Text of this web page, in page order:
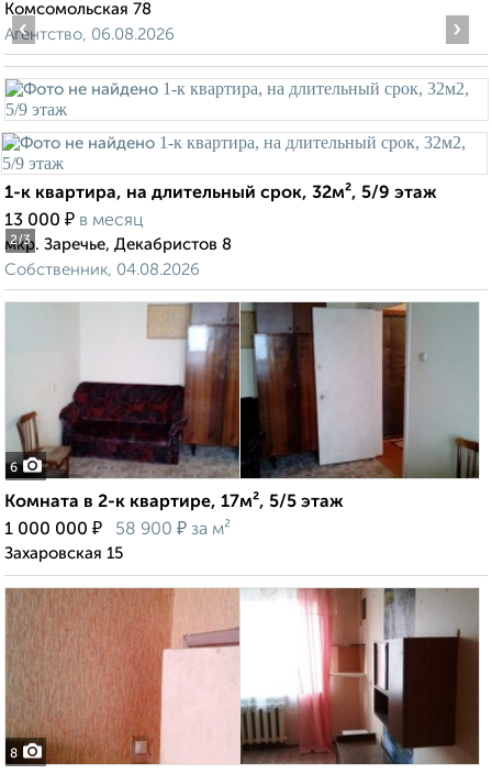
Комсомольская 78
Агентство, 06.08.2026
2/3
‹ ›
1-к квартира, на длительный срок, 32м², 5/9 этаж
13 000 ₽ в месяц
мкр. Заречье, Декабристов 8
Собственник, 04.08.2026
6
Комната в 2-к квартире, 17м², 5/5 этаж
1 000 000 ₽ 58 900 ₽ за м²
Захаровская 15
8